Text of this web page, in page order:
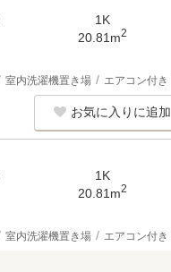
1K
20.81m2
室内洗濯機置き場 エアコン付き
お気に入りに追加
1K
20.81m2
室内洗濯機置き場 エアコン付き